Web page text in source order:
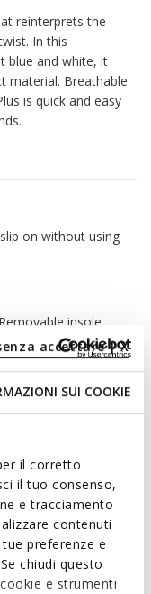
SUI COOKIE
il corretto
il tuo consenso,
e tracciamento
contenuti
preferenze e
chiudi questo
e strumenti
accettare | X
reinterprets the
In this
blue and white, it
material. Breathable
is quick and easy
on without using
insole
of
Fast In